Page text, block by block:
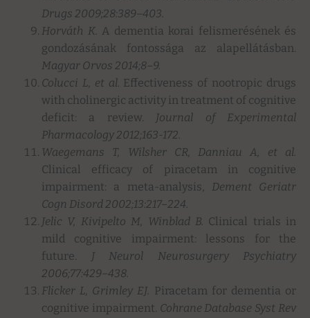
Drugs 2009;28:389–403.
Horváth K. A dementia korai felismerésének és
gondozásának fontossága az alapellátásban.
Magyar Orvos 2014;8–9.
Colucci L, et al. Effectiveness of nootropic drugs
with cholinergic activity in treatment of cognitive
deficit: a review. Journal of Experimental
Pharmacology2012;163-172.
Waegemans T, Wilsher CR, Danniau A, et al.
Clinical efficacy of piracetam in cognitive
impairment: a meta-analysis, Dement Geriatr
Cogn Disord 2002;13:217–224.
Jelic V, Kivipelto M, Winblad B. Clinical trials in
mild cognitive impairment: lessons for the
future.
J Neurol Neurosurgery Psychiatry
2006;77:429–438.
Flicker L, Grimley EJ. Piracetam for dementia or
cognitive impairment. Cohrane Database Syst Rev